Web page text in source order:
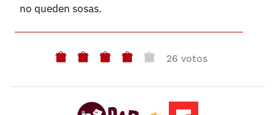
no queden sosas.
26 votos